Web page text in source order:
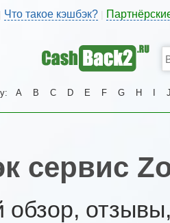
Что такое кэшбэк?
A B C D E F G H
сервис